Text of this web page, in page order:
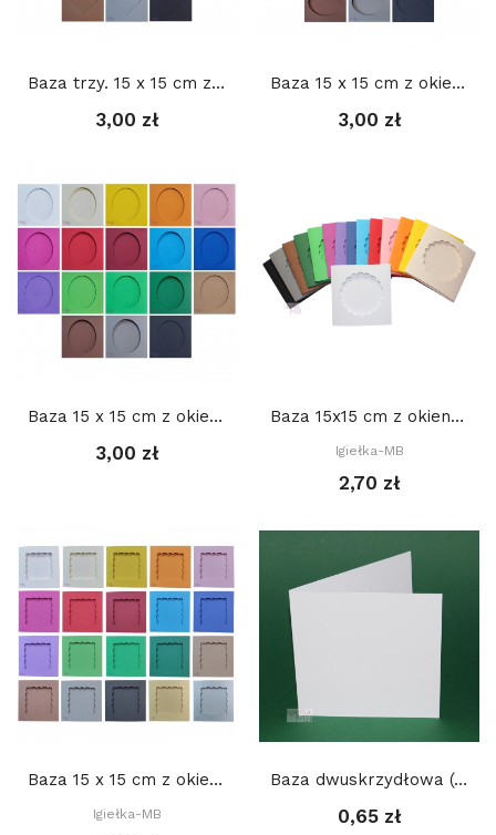
Baza trzy. 15 x 15 cm z okienkiem: Serce 10,5 x...
3,00 zł
Baza 15 x 15 cm z okienkiem OWAL 11,5 x 10 cm,...
3,00 zł
Baza 15 x 15 cm z okienkiem OWAL 10 x 11,5 cm,...
3,00 zł
Baza 15x15 cm z okienkiem KWIATEK 1 (10 cm),...
Igiełka-MB
2,70 zł
Baza 15 x 15 cm z okienkiem KWADRAT DEKORACYJNY...
Igiełka-MB
Baza dwuskrzydłowa (prosta) 15 x 15 cm
0,65 zł